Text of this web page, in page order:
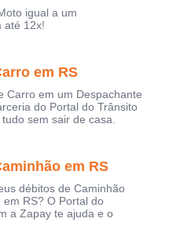
igual a um
até 12x!
em RS
Carro em um Despachante
do Portal do Trânsito
sem sair de casa.
em RS
débitos de Caminhão
RS? O Portal do
a Zapay te ajuda e o